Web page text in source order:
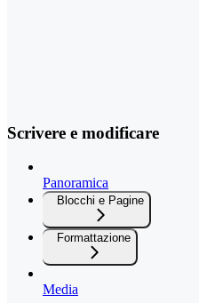
Scrivere e modificare
Panoramica
Blocchi e Pagine
Formattazione
Media